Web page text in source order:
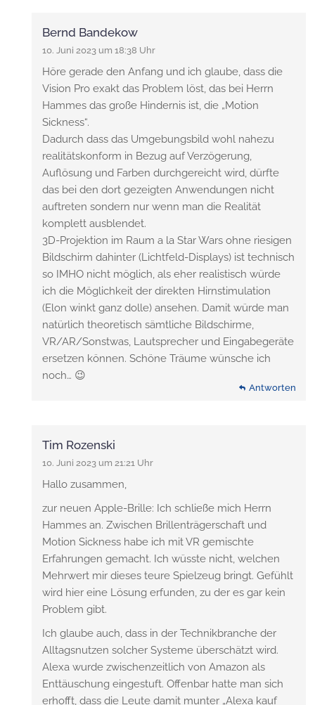
Bernd Bandekow
10. Juni 2023 um 18:38 Uhr
Höre gerade den Anfang und ich glaube, dass die
Vision Pro exakt das Problem löst, das bei Herrn
Hammes das große Hindernis ist, die „Motion
Sickness“.
Dadurch dass das Umgebungsbild wohl nahezu
realitätskonform in Bezug auf Verzögerung,
Auflösung und Farben durchgereicht wird, dürfte
das bei den dort gezeigten Anwendungen nicht
auftreten sondern nur wenn man die Realität
komplett ausblendet.
3D-Projektion im Raum a la Star Wars ohne riesigen
Bildschirm dahinter (Lichtfeld-Displays) ist technisch
so IMHO nicht möglich, als eher realistisch würde
ich die Möglichkeit der direkten Hirnstimulation
(Elon winkt ganz dolle) ansehen. Damit würde man
natürlich theoretisch sämtliche Bildschirme,
VR/AR/Sonstwas, Lautsprecher und Eingabegeräte
ersetzen können. Schöne Träume wünsche ich
noch… 😉
Antworten
Tim Rozenski
10. Juni 2023 um 21:21 Uhr
Hallo zusammen,
zur neuen Apple-Brille: Ich schließe mich Herrn
Hammes an. Zwischen Brillenträgerschaft und
Motion Sickness habe ich mit VR gemischte
Erfahrungen gemacht. Ich wüsste nicht, welchen
Mehrwert mir dieses teure Spielzeug bringt. Gefühlt
wird hier eine Lösung erfunden, zu der es gar kein
Problem gibt.
Ich glaube auch, dass in der Technikbranche der
Alltagsnutzen solcher Systeme überschätzt wird.
Alexa wurde zwischenzeitlich von Amazon als
Enttäuschung eingestuft. Offenbar hatte man sich
erhofft, dass die Leute damit munter „Alexa kauf